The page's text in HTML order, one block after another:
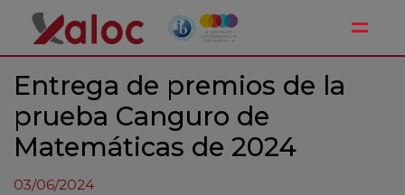
Entrega de premios de la
prueba Canguro de
Matemáticas de 2024
03/06/2024